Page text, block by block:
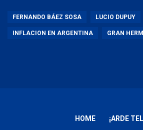
FERNANDO BÁEZ SOSA LUCIO DUPUY
INFLACION EN ARGENTINA GRAN
HOME ¡ARDE